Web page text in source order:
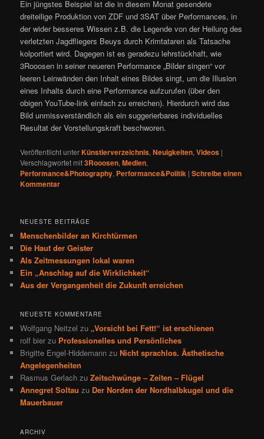
Ein jüngstes Beispiel ist die in diesem Monat gesendete
dreiteilige Produktion von ZDF und 3SAT über Performances, in
der wider besseres Wissen z.B. die Legende von der Heilung des
verletzten Jagdfliegers Beuys durch Krimtataren als Tatsache
kolportiert wird. Dagegen ist es geradezu lehrstückhaft, wie
3Rooosen in seiner neueren Performance „Bilder singen“ vor
leeren Leinwänden den Inhalt eines Bildes singt, um die Illusion
eines Inhalts durch eine Performance aufzurufen (über den
obigen YouTube-link einfach zu erreichen). Hierdurch wird das
Bild unmissverständlich als ein suggerierbares individuelles
Resultat der Vorstellungskraft beschworen.
Veröffentlicht unterKünstlerverzeichnis,Neuigkeiten,Videos |
Verschlagwortet mit3Rooosen,Medien,
Performance&Photography, Performance&Politik |Schreibe einen
Kommentar
NEUESTE BEITRÄGE
Menschenbilder an Kirchtürmen
Die Haut der Geister
Als Zeitmessungen lokal waren
Ein „Anschlag auf die Wirklichkeit“
Aus der Vergangenheit die Zukunft erreichen
NEUESTE KOMMENTARE
Wolfgang Neitzel zu „Vorsicht bei Fett!“ ist erschienen
rolf bier zu Professionelles und Persönliches
Brigitte Engel-Hiddemann zuNicht sprachlos. Ästhetische
Angelegenheiten
Rasmus Gerlach zuZeitschwünge – Zeiten – Flügel
Annegret Soltau zu Der Norden der Nordhalbkugel und die
Mauerbauer
ARCHIV